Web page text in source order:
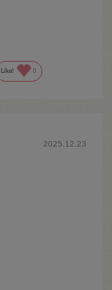
Like! 0
2025.12.23